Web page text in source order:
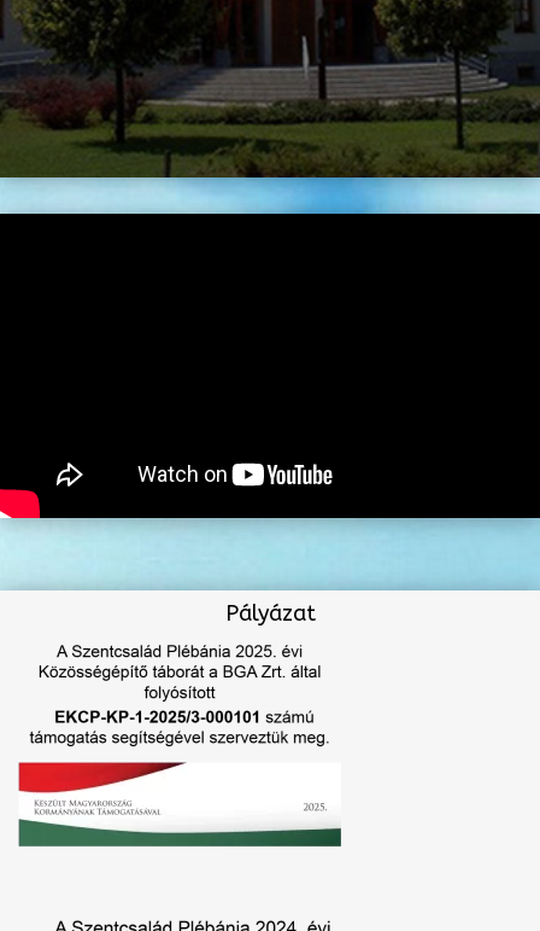
Pályázat